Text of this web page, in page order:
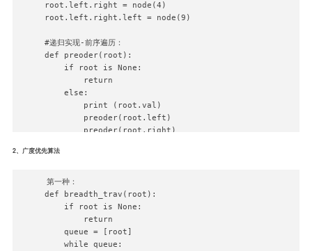
root.left.right = node(4)
root.left.right.left = node(9)
#递归实现-前序遍历：
def
if root
print
        preoder(root.left)
        preoder(root.right)
#递归实现-中序遍历：
if root
        minoder(root.left)
        print (root.val)
        minoder(root.right)
2、广度优先算法
第一种：
def breadth_trav(root):
    if root is None:
        return
    queue = [root]
    while queue: